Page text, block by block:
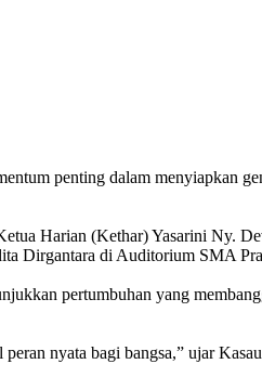
penting dalam menyiapkan
Harian (Kethar) Yasarini Ny.
di Auditorium SMA
pertumbuhan yang
nyata bagi bangsa,” ujar